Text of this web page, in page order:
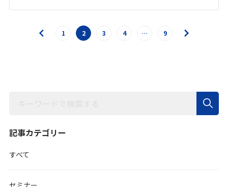
1 2 3 4 … 9
記事カテゴリー
すべて
セミナー